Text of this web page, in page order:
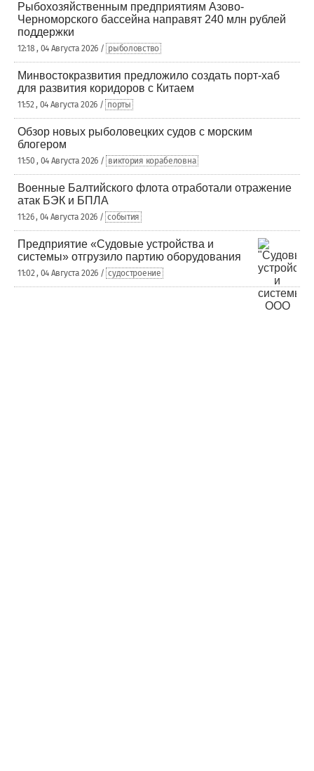
Рыбохозяйственным предприятиям Азово-
Черноморского бассейна направят 240 млн рублей
поддержки
12:18 , 04 Августа 2026 / рыболовство
Минвостокразвития предложило создать порт-хаб
для развития коридоров с Китаем
11:52 , 04 Августа 2026 / порты
Обзор новых рыболовецких судов с морским
блогером
11:50 , 04 Августа 2026 / виктория корабеловна
Военные Балтийского флота отработали отражение
атак БЭК и БПЛА
11:26 , 04 Августа 2026 / события
Предприятие «Судовые устройства и
системы» отгрузило партию оборудования
11:02 , 04 Августа 2026 / судостроение